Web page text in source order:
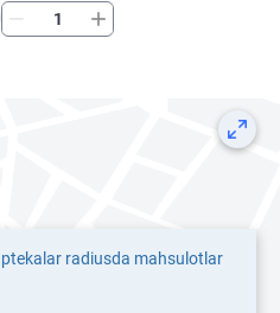
radiusda mahsulotlar